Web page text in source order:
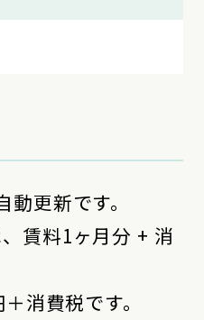
更新です。
賃料1ヶ月分 + 消
消費税です。